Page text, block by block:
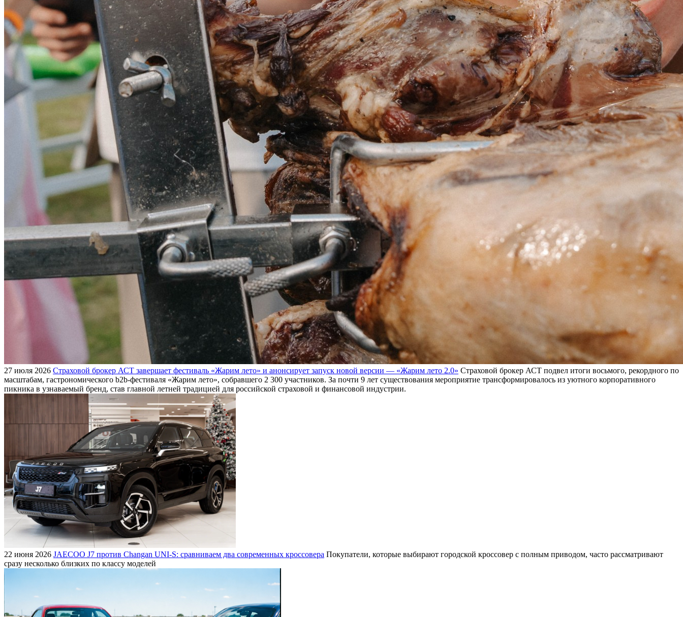
27 июля 2026 Страховой брокер АСТ завершает фестиваль «Жарим лето» и анонсирует запуск новой версии — «Жарим лето 2.0» Страховой брокер АСТ подвел итоги восьмого, рекордного по
масштабам, гастрономического b2b-фестиваля «Жарим лето», собравшего 2 300 участников. За почти 9 лет существования мероприятие трансформировалось из уютного корпоративного
пикника в узнаваемый бренд, став главной летней традицией для российской страховой и финансовой индустрии.
22 июня 2026 JAECOO J7 против Changan UNI-S: сравниваем два современных кроссовера Покупатели, которые выбирают городской кроссовер с полным приводом, часто рассматривают
сразу несколько близких по классу моделей